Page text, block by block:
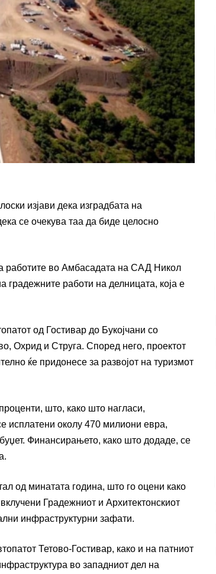
изјави дека изградбата на
се очекува таа да биде целосно
работите во Амбасадата на САД Никол
градежните работи на делницата, која е
од Гостивар до Букојчани со
Охрид и Струга. Според него, проектот
ќе придонесе за развојот на туризмот
што, како што нагласи,
исплатени околу 470 милиони евра,
Финансирањето, како што додаде, се
од минатата година, што го оцени како
Градежниот и Архитектонскиот
инфраструктурни зафати.
Тетово-Гостивар, како и на патниот
во западниот дел на